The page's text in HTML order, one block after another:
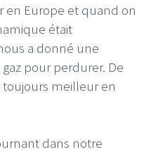
en Europe et quand on
était
a donné une
pour perdurer. De
meilleur en
dans notre